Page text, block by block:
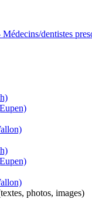
dentistes
photos, images)